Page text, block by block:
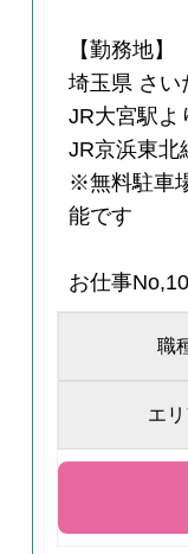
【勤務地】
埼玉県 さい
JR大宮駅よ
JR京浜東北
※無料駐車
能です
お仕事
職
エ